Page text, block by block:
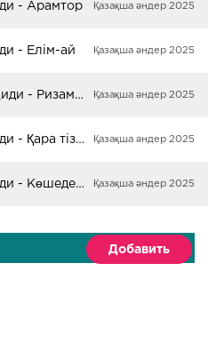
- Арамтор Қазақша әндер 2025
- Елім-ай Қазақша әндер 2025
Smerch a.k.a Жақау & Диди - Ризамын Қазақша әндер 2025
Smerch a.k.a Жақау, Диди - Қара тізім Қазақша әндер 2025
Smerch a.k.a Жақау, Диди - Көшеден көшелерге Қазақша әндер 2025
Добавить